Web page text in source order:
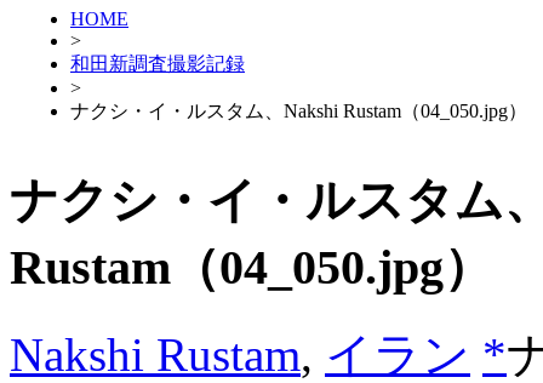
HOME
>
和田新調査撮影記録
>
ナクシ・イ・ルスタム、Nakshi Rustam（04_050.jpg）
ナクシ・イ・ルスタム
Rustam（04_050.jpg）
Nakshi Rustam, イラン *